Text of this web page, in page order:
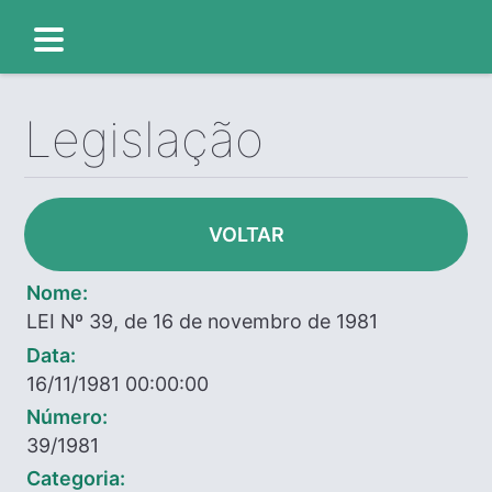
Legislação
VOLTAR
Nome:
LEI Nº 39, de 16 de novembro de 1981
Data:
16/11/1981 00:00:00
Número:
39/1981
Categoria: